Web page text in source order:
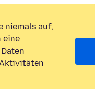
niemals auf,
eine